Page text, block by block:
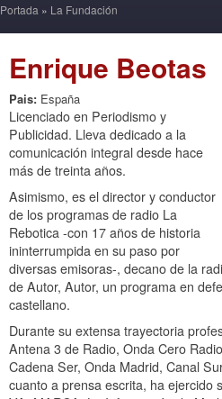
Portada » La Fundación
Enrique Beotas
Pais: España
Licenciado en Periodismo y
Publicidad. Lleva dedicado a la
comunicación integral desde hace
más de treinta años.
Asimismo, es el director y conductor
de los programas de radio La
Rebotica -con 17 años de historia
ininterrumpida en su paso por
diversas emisoras-, decano de la
de Autor, Autor, un programa en
castellano.
Durante su extensa trayectoria
Antena 3 de Radio, Onda Cero
Cadena Ser, Onda Madrid, Canal
cuanto a prensa escrita, ha ejercido